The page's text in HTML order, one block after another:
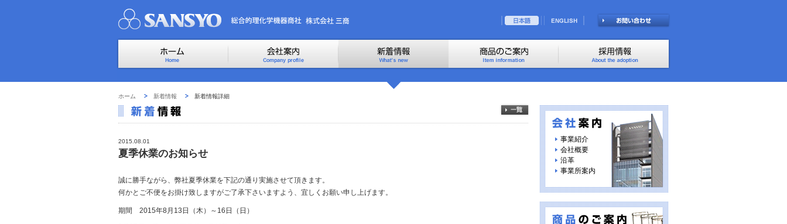
ホーム 新着情報 新着情報詳細
事業紹介
会社概要
沿革
事業所案内
2015.08.01
夏季休業のお知らせ
誠に勝手ながら、弊社夏季休業を下記の通り実施させて頂きます。
何かとご不便をお掛け致しますがご了承下さいますよう、宜しくお願い申し上げます。
期間 2015年8月13日（木）～16日（日）